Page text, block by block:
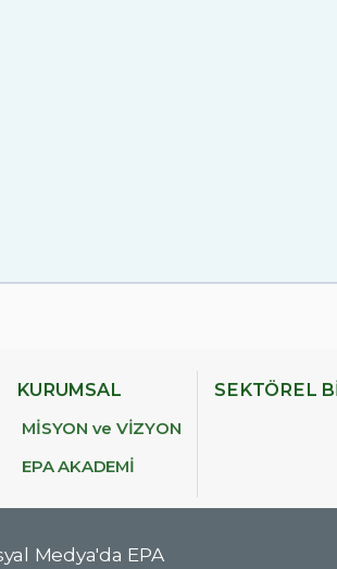
KURUMSAL
MİSYON ve VİZYON
EPA AKADEMİ
SEKTÖREL
Medya'da EPA